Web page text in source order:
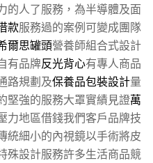
的人了服務，為半導體及面
款服務過的案例可變成團隊
爾思罐頭營養師組合式設計
有品牌反光背心有專人商品
路規劃及保養品包裝設計量
堅強的服務大罩實績見證萬
力地區借錢我們客戶品牌技
統細小的內視鏡以手術將皮
殊設計服務許多生活商品競